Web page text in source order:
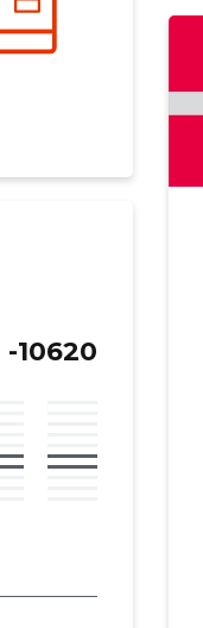
-10620